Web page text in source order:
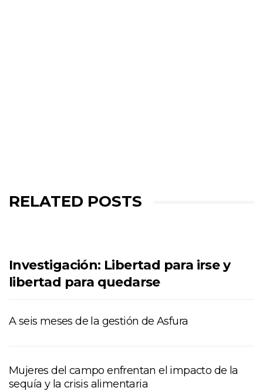
RELATED POSTS
Investigación: Libertad para irse y
libertad para quedarse
A seis meses de la gestión de Asfura
Mujeres del campo enfrentan el impacto de la
sequía y la crisis alimentaria